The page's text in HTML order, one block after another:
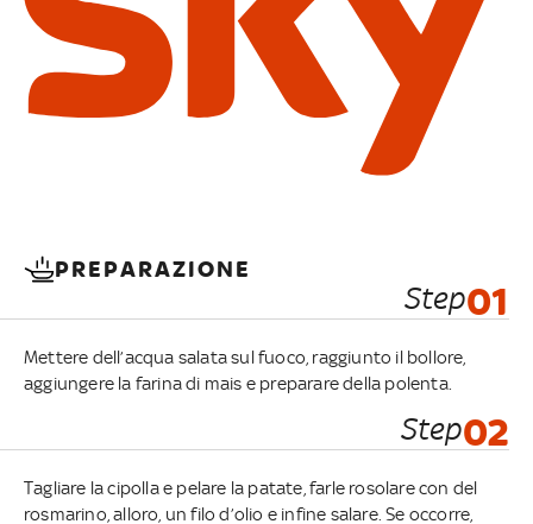
PREPARAZIONE
Step01
Mettere dell’acqua salata sul fuoco, raggiunto il bollore,
aggiungere la farina di mais e preparare della polenta.
Step02
Tagliare la cipolla e pelare la patate, farle rosolare con del
rosmarino, alloro, un filo d’olio e infine salare. Se occorre,